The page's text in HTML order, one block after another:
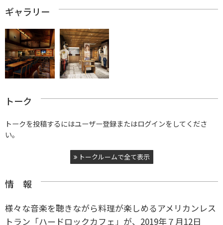
ギャラリー
トーク
トークを投稿するにはユーザー登録またはログインをしてくださ
い。
トークルームで全て表示
情 報
様々な音楽を聴きながら料理が楽しめるアメリカンレス
トラン「ハードロックカフェ」が、2019年７月12日